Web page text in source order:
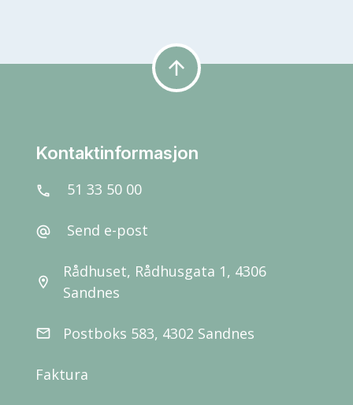
arrow_upward
Kontaktinformasjon
call 51 33 50 00
alternate_email Send e-post
location_on
Rådhuset, Rådhusgata 1, 4306
Sandnes
email Postboks 583, 4302 Sandnes
Faktura